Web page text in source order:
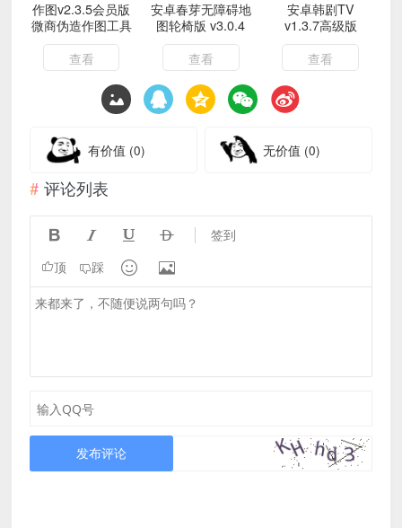
作图v2.3.5会员版
微商伪造作图工具
查看
安卓春芽无障碍地
图轮椅版 v3.0.4
查看
安卓韩剧TV
v1.3.7高级版
查看
有价值 (0) 无价值 (0)
评论列表
    签到
顶 踩  
发布评论